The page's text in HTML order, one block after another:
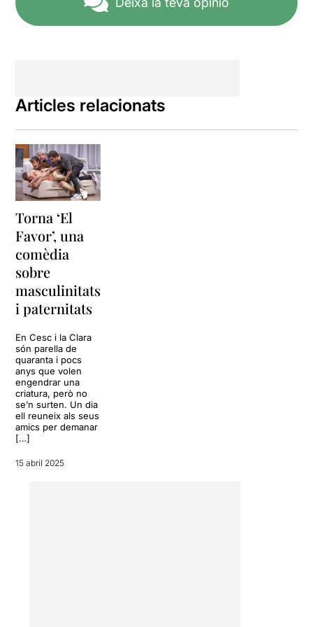
Articles relacionats
Torna ‘El
Favor’, una
comèdia
sobre
masculinitats
i paternitats
En Cesc i la Clara
són parella de
quaranta i pocs
anys que volen
engendrar una
criatura, però no
se’n surten. Un dia
ell reuneix als seus
amics per demanar
[…]
15 abril 2025